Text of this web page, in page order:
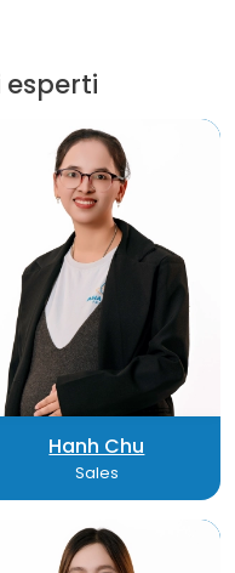
Hanh Chu
Sales